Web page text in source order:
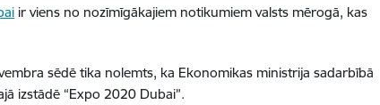
ir viens no nozīmīgākajiem notikumiem valsts mērogā, kas
sēdē tika nolemts, ka Ekonomikas ministrija sadarbībā
izstādē “Expo 2020 Dubai”.